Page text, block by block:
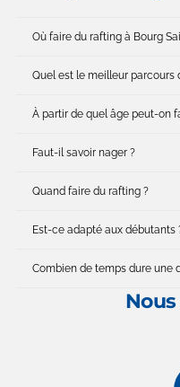
Où faire du rafting à Bourg
Quel est le meilleur parcours
À partir de quel âge peut-on
Faut-il savoir nager ?
Quand faire du rafting ?
Est-ce adapté aux débutants
Combien de temps dure une